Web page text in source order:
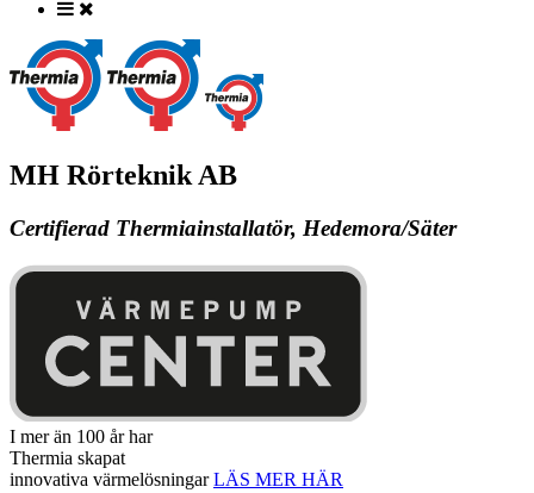
MH Rörteknik AB
Certifierad Thermiainstallatör, Hedemora/Säter
I mer än 100 år har
Thermia skapat
innovativa värmelösningar LÄS MER HÄR